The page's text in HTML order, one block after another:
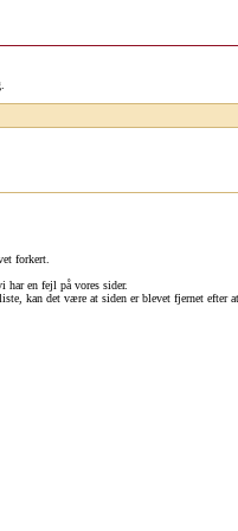
forkert.
en fejl på vores sider.
kan det være at siden er blevet fjernet efter